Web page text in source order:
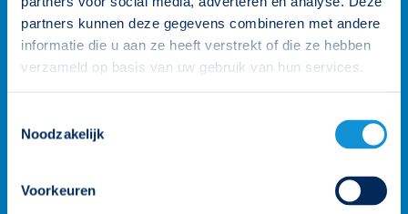
partners kunnen deze gegevens combineren met andere
informatie die u aan ze heeft verstrekt of die ze hebben
verzameld op basis van uw gebruik van hun services.
Noodzakelijk
Voorkeuren